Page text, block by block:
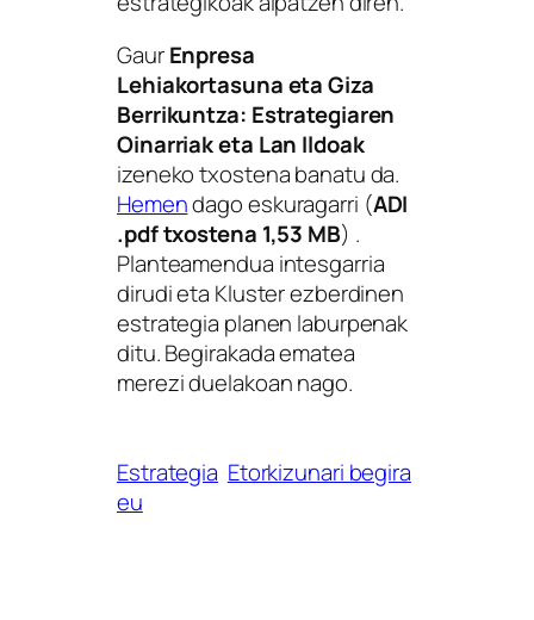
GaurEnpresa
Lehiakortasuna eta Giza
Berrikuntza: Estrategiaren
Oinarriak eta Lan Ildoak
izeneko txostena banatu da.
Hemendago eskuragarri (ADI
.pdf txostena 1,53 MB) .
Planteamendua intesgarria
dirudi eta Kluster ezberdinen
estrategia planen laburpenak
ditu. Begirakada ematea
merezi duelakoan nago.
Estrategia Etorkizunari begira
eu